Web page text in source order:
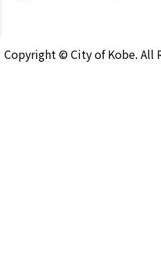
Copyright © City of Kobe. All